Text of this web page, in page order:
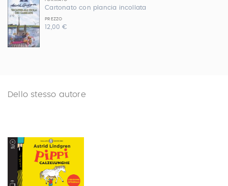
Cartonato con plancia incollata
PREZZO
12,00 €
Dello stesso autore